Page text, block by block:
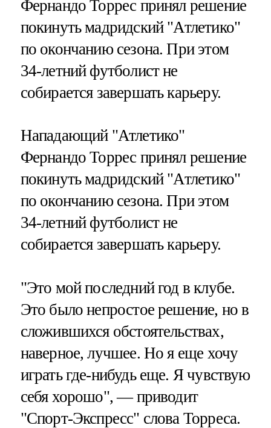
Фернандо Торрес принял решение
покинуть мадридский "Атлетико"
по окончанию сезона. При этом
34-летний футболист не
собирается завершать карьеру.
Нападающий "Атлетико"
Фернандо Торрес принял решение
покинуть мадридский "Атлетико"
по окончанию сезона. При этом
34-летний футболист не
собирается завершать карьеру.
"Это мой последний год в клубе.
Это было непростое решение, но в
сложившихся обстоятельствах,
наверное, лучшее. Но я еще хочу
играть где-нибудь еще. Я чувствую
себя хорошо", — приводит
"Спорт-Экспресс" слова Торреса.